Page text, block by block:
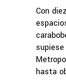
Con
hasta